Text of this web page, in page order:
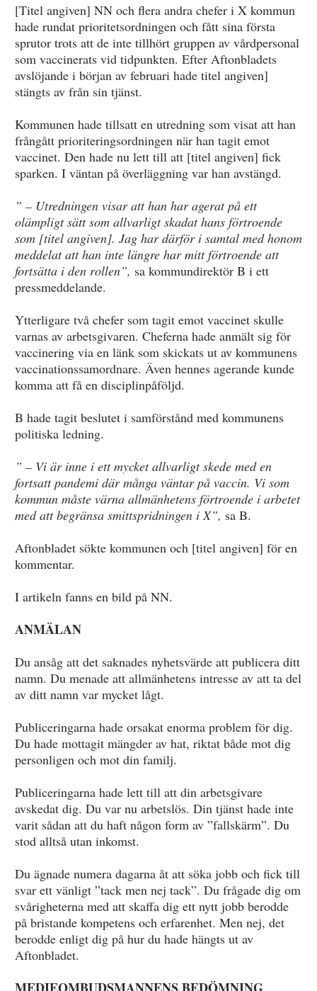
[Titel angiven] NN och flera andra chefer i X kommun
hade rundat prioritetsordningen och fått sina första
sprutor trots att de inte tillhört gruppen av vårdpersonal
som vaccinerats vid tidpunkten. Efter Aftonbladets
avslöjande i början av februari hade titel angiven]
stängts av från sin tjänst.
Kommunen hade tillsatt en utredning som visat att han
frångått prioriteringsordningen när han tagit emot
vaccinet. Den hade nu lett till att [titel angiven] fick
sparken. I väntan på överläggning var han avstängd.
” – Utredningen visar att han har agerat på ett
olämpligt sätt som allvarligt skadat hans förtroende
som [titel angiven]. Jag har därför i samtal med honom
meddelat att han inte längre har mitt förtroende att
fortsätta i den rollen”, sa kommundirektör B i ett
pressmeddelande.
Ytterligare två chefer som tagit emot vaccinet skulle
varnas av arbetsgivaren. Cheferna hade anmält sig för
vaccinering via en länk som skickats ut av kommunens
vaccinationssamordnare. Även hennes agerande kunde
komma att få en disciplinpåföljd.
B hade tagit beslutet i samförstånd med kommunens
politiska ledning.
” – Vi är inne i ett mycket allvarligt skede med en
fortsatt pandemi där många väntar på vaccin. Vi som
kommun måste värna allmänhetens förtroende i arbetet
med att begränsa smittspridningen i X”, sa B.
Aftonbladet sökte kommunen och [titel angiven] för en
kommentar.
I artikeln fanns en bild på NN.
ANMÄLAN
Du ansåg att det saknades nyhetsvärde att publicera ditt
namn. Du menade att allmänhetens intresse av att ta del
av ditt namn var mycket lågt.
Publiceringarna hade orsakat enorma problem för dig.
Du hade mottagit mängder av hat, riktat både mot dig
personligen och mot din familj.
Publiceringarna hade lett till att din arbetsgivare
avskedat dig. Du var nu arbetslös. Din tjänst hade inte
varit sådan att du haft någon form av ”fallskärm”. Du
stod alltså utan inkomst.
Du ägnade numera dagarna åt att söka jobb och fick till
svar ett vänligt ”tack men nej tack”. Du frågade dig om
svårigheterna med att skaffa dig ett nytt jobb berodde
på bristande kompetens och erfarenhet. Men nej, det
berodde enligt dig på hur du hade hängts ut av
Aftonbladet.